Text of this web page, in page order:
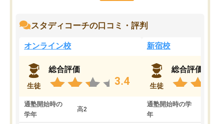
スタディコーチの口コミ・評判
オンライン校
生徒
総合評価
3.4
通塾開始時の
学年
高2
新宿校
生徒
総合評価
通塾開始時の学
年